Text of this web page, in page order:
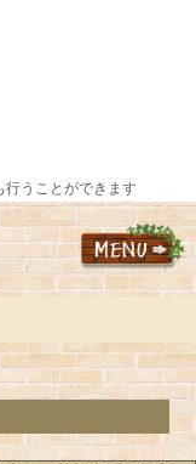
うことができます